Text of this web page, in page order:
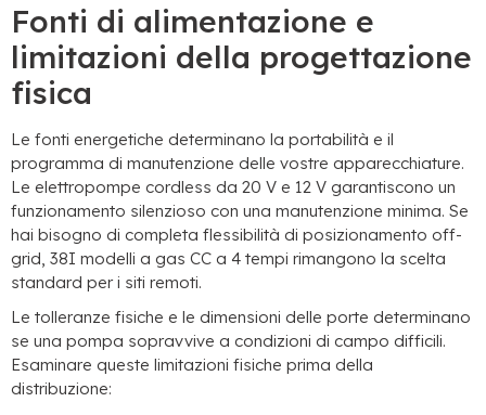
Fonti di alimentazione e
limitazioni della progettazione
fisica
Le fonti energetiche determinano la portabilità e il
programma di manutenzione delle vostre apparecchiature.
Le elettropompe cordless da 20 V e 12 V garantiscono un
funzionamento silenzioso con una manutenzione minima. Se
hai bisogno di completa flessibilità di posizionamento off-
grid, 38I modelli a gas CC a 4 tempi rimangono la scelta
standard per i siti remoti.
Le tolleranze fisiche e le dimensioni delle porte determinano
se una pompa sopravvive a condizioni di campo difficili.
Esaminare queste limitazioni fisiche prima della
distribuzione: